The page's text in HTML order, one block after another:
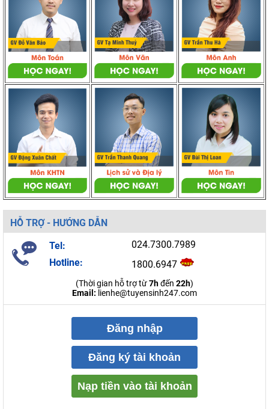
HỖ TRỢ - HƯỚNG DẪN
Tel:
024.7300.7989
Hotline:
1800.6947
(Thời gian hỗ trợ từ7hđến 22h)
Email: lienhe@tuyensinh247.com
Đăng nhập
Đăng ký tài khoản
Nạp tiền vào tài khoản